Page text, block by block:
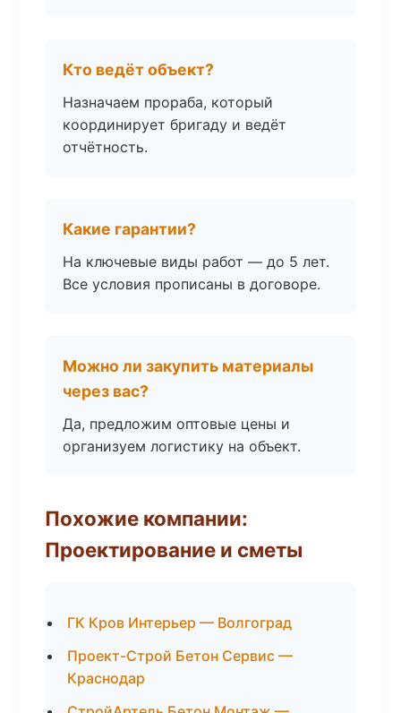
Кто ведёт объект?
Назначаем прораба, который
координирует бригаду и ведёт
отчётность.
Какие гарантии?
На ключевые виды работ — до 5 лет.
Все условия прописаны в договоре.
Можно ли закупить материалы
через вас?
Да, предложим оптовые цены и
организуем логистику на объект.
Похожие компании:
Проектирование и сметы
ГК Кров Интерьер — Волгоград
Проект-Строй Бетон Сервис —
Краснодар